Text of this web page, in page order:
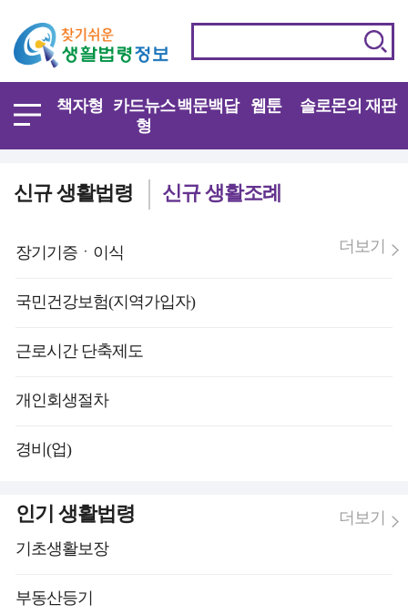
책자형
카드뉴스
형
백문백답 웹툰 솔로몬의 재판
신규 생활법령 신규 생활조례
장기기증ㆍ이식
국민건강보험(지역가입자)
근로시간 단축제도
개인회생절차
경비(업)
더보기
인기 생활법령
기초생활보장
부동산등기
더보기